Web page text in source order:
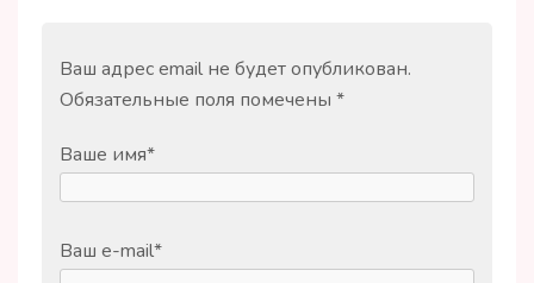
Ваш адрес email не будет опубликован.
Обязательные поля помечены *
Ваше имя*
Ваш e-mail*